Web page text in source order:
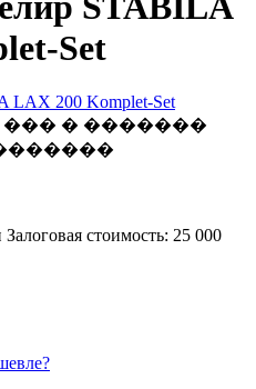
Set
стоимость: 25 000